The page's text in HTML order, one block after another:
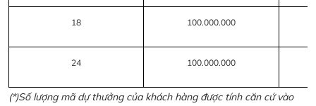
18 100.000.000
24 100.000.000
(*)Số lượng mã dự thưởng của khách hàng được tính căn cứ vào